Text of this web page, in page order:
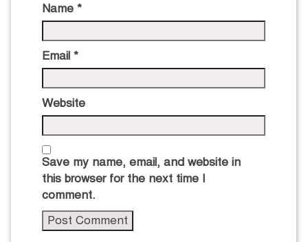
Name *
Email *
Website
Save my name, email, and website in
this browser for the next time I
comment.